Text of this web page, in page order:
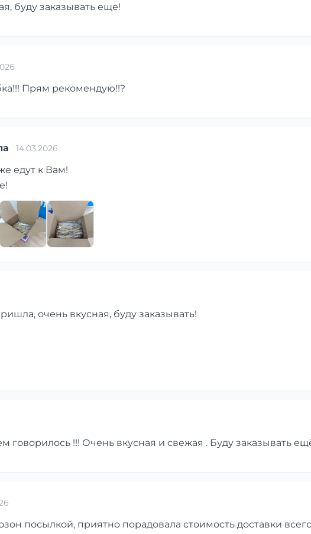
буду заказывать еще!
Прям рекомендую!!?
14.03.2026
едут к Вам!
очень вкусная, буду заказывать!
говорилось !!! Очень вкусная и свежая . Буду заказывать
посылкой, приятно порадовала стоимость доставки